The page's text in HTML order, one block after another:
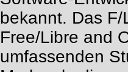
bekannt. Das
Free/Libre and
umfassenden